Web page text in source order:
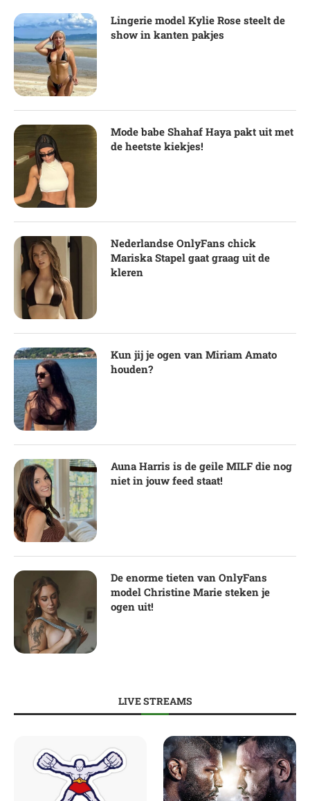
Lingerie model Kylie Rose steelt de
show in kanten pakjes
Mode babe Shahaf Haya pakt uit met
de heetste kiekjes!
Nederlandse OnlyFans chick
Mariska Stapel gaat graag uit de
kleren
Kun jij je ogen van Miriam Amato
houden?
Auna Harris is de geile MILF die nog
niet in jouw feed staat!
De enorme tieten van OnlyFans
model Christine Marie steken je
ogen uit!
LIVE STREAMS